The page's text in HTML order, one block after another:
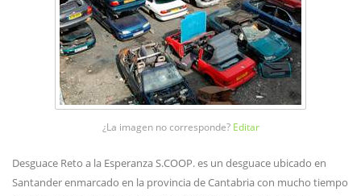
¿La imagen no corresponde? Editar
Desguace Reto a la Esperanza S.COOP. es un desguace ubicado en
Santander enmarcado en la provincia de Cantabria con mucho tiempo